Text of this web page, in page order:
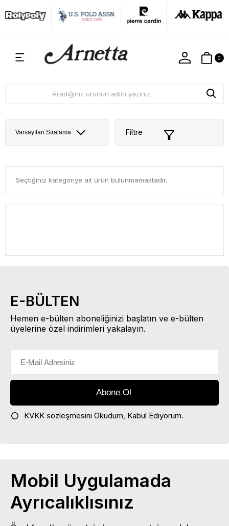
0
Filtre
Seçtiğiniz kategoriye ait ürün bulunmamaktadır.
E-BÜLTEN
Hemen e-bülten aboneliğinizi başlatın ve e-bülten
üyelerine özel indirimleri yakalayın.
KVKK sözleşmesini Okudum, Kabul Ediyorum.
Mobil Uygulamada
Ayrıcalıklısınız